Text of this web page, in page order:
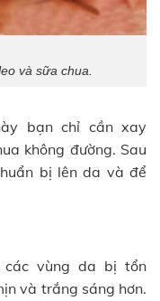
và sữa chua.
bạn chỉ cần xay
không đường. Sau
bị lên da và để
vùng da bị tổn
và trắng sáng hơn.